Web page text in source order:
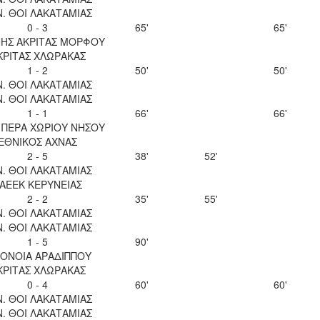
ΘΟΙ ΛΑΚΑΤΑΜΙΑΣ
0 - 3
ΑΚΡΙΤΑΣ ΜΟΡΦΟΥ
65'
65'
ΧΛΩΡΑΚΑΣ
1 - 2
ΘΟΙ ΛΑΚΑΤΑΜΙΑΣ
50'
50'
ΘΟΙ ΛΑΚΑΤΑΜΙΑΣ
1 - 1
ΧΩΡΙΟΥ ΝΗΣΟΥ
66'
66'
ΑΧΝΑΣ
2 - 5
ΘΟΙ ΛΑΚΑΤΑΜΙΑΣ
38'
52'
ΚΕΡΥΝΕΙΑΣ
2 - 2
ΘΟΙ ΛΑΚΑΤΑΜΙΑΣ
35'
55'
ΘΟΙ ΛΑΚΑΤΑΜΙΑΣ
1 - 5
ΑΡΑΔΙΠΠΟΥ
90'
ΧΛΩΡΑΚΑΣ
0 - 4
ΘΟΙ ΛΑΚΑΤΑΜΙΑΣ
60'
60'
ΘΟΙ ΛΑΚΑΤΑΜΙΑΣ